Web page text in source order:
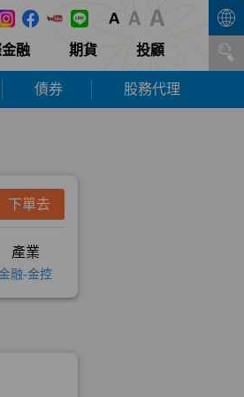
金融 期貨 投顧
債券 股務代理